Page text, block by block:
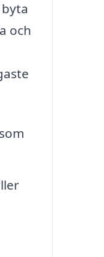
och